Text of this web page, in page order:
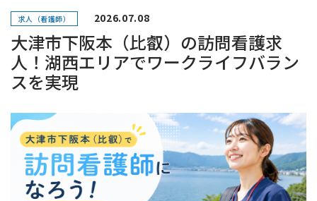
求人（看護師） 2026.07.08
大津市下阪本（比叡）の訪問看護求
人！湖西エリアでワークライフバラン
スを実現